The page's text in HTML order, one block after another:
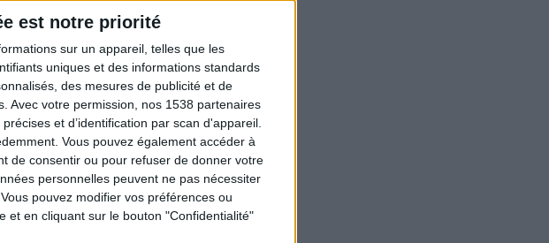
est notre priorité
sur un appareil, telles que les
uniques et des informations standards
des mesures de publicité et de
Avec votre permission, nos 1538 partenaires
et d’identification par scan d'appareil.
Vous pouvez également accéder à
de consentir ou pour refuser de donner votre
personnelles peuvent ne pas nécessiter
pouvez modifier vos préférences ou
et en cliquant sur le bouton "Confidentialité"
Voir tout
vidéo-